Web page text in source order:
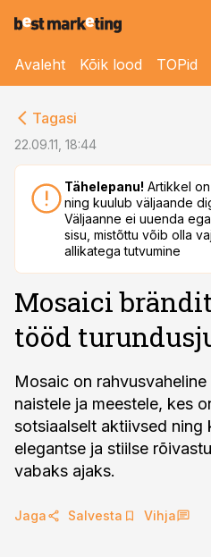
Avaleht Kõik lood TOPid
Tagasi
22.09.11, 18:44
Tähelepanu! Artikkel
ning kuulub väljaande
Väljaanne ei uuenda
sisu, mistõttu võib olla
allikatega tutvumine
Mosaici
tööd
Mosaic on
naistele ja meestele, kes
sotsiaalselt aktiivsed ning
elegantse ja stiilse
vabaks ajaks.
Jaga Salvesta Vihja